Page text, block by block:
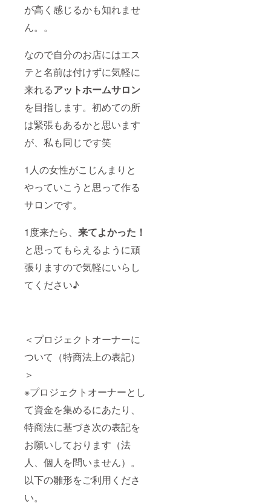
が高く感じるかも知れませ
ん。。
なので自分のお店にはエス
テと名前は付けずに気軽に
来れるアットホームサロン
を目指します。初めての所
は緊張もあるかと思います
が、私も同じです笑
1人の女性がこじんまりと
やっていこうと思って作る
サロンです。
1度来たら、 来てよかった！
と思ってもらえるように頑
張りますので気軽にいらし
てください♪
＜プロジェクトオーナーに
ついて（特商法上の表記）
＞
※プロジェクトオーナーとし
て資金を集めるにあたり、
特商法に基づき次の表記を
お願いしております（法
人、個人を問いません）。
以下の雛形をご利用くださ
い。